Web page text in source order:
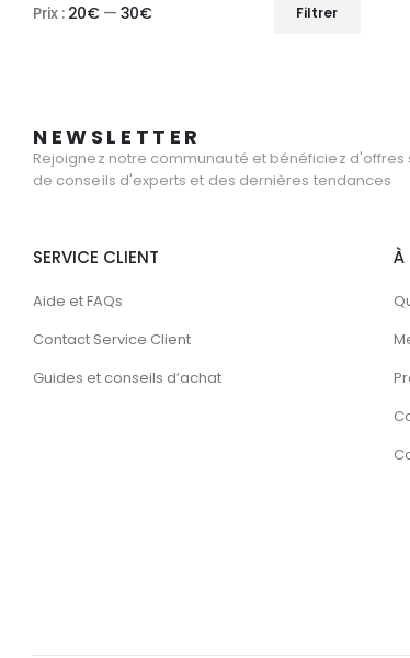
Filtrer
Prix : 20€— 30€
NEWSLETTER
Rejoignez notre communauté et bénéficiez d'offres
de conseils d'experts et des dernières tendances
SERVICE CLIENT
Aide et FAQs
Contact Service Client
Guides et conseils d’achat
À